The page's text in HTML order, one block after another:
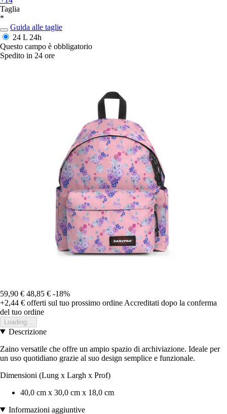
Taglia
*
Guida alle taglie
24 L 24h
Questo campo è obbligatorio
Spedito in 24 ore
59,90 € 48,85 € -18%
+2,44 € offerti sul tuo prossimo ordine Accreditati dopo la conferma
del tuo ordine
Loading...
Descrizione
Zaino versatile che offre un ampio spazio di archiviazione. Ideale per
un uso quotidiano grazie al suo design semplice e funzionale.
Dimensioni (Lung x Largh x Prof)
40,0 cm x 30,0 cm x 18,0 cm
Informazioni aggiuntive